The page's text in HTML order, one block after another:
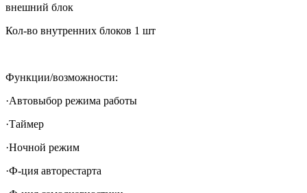
внешний блок
Кол-во внутренних блоков 1 шт
Функции/возможности:
·Автовыбор режима работы
·Таймер
·Ночной режим
·Ф-ция авторестарта